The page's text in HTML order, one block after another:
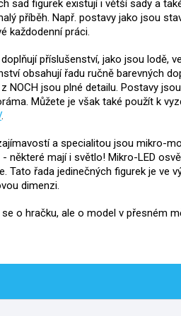
sad figurek existují i ​​větší sady a
příběh. Např. postavy jako jsou
každodenní práci.
příslušenství, jako jsou lodě,
obsahují řadu ručně barevných
NOCH jsou plné detailu. Postavy
Můžete je však také použít k
.
a specialitou jsou mikro-
- některé mají i světlo! Mikro-LED
Tato řada jedinečných figurek je ve
dimenzi.
se o hračku, ale o model v přesném